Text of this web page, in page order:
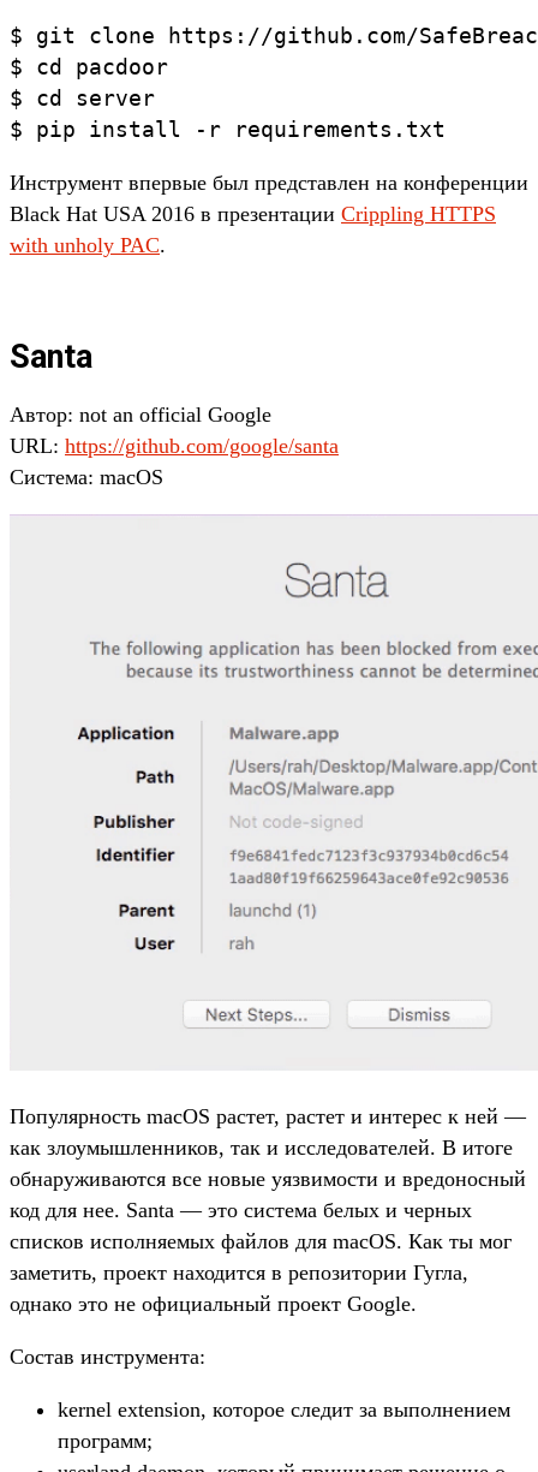
$ git clone https://github.com/
$ cd pacdoor
$ cd server
$ pip install -r requirements.txt
Инструмент впервые был представлен на конференции
Black Hat USA 2016 в презентации Crippling HTTPS
with unholy PAC.
Santa
Автор: not an official Google
URL: https://github.com/google/santa
Система: macOS
Популярность macOS растет, растет и интерес к ней —
как злоумышленников, так и исследователей. В итоге
обнаруживаются все новые уязвимости и вредоносный
код для нее. Santa — это система белых и черных
списков исполняемых файлов для macOS. Как ты мог
заметить, проект находится в репозитории Гугла,
однако это не официальный проект Google.
Состав инструмента:
kernel extension, которое следит за выполнением
программ;